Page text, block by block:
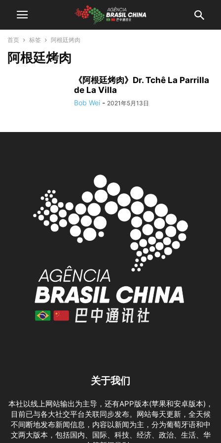
首页 标签 阿根廷烤肉
阿根廷烤肉
《阿根廷烤肉》Dr. Tchê La Parrilla
de La Villa
Bob Wei - 2021年5月13日
关于我们
本社以线上网站输出为主导，还有APP版本(苹果和安卓版本)，
目前已与各大社交平台关联同步发布。网站每天更新，全天候
不间断地发布新闻信息，内容以新闻为主，分为葡萄牙语和中
文两大版本，包括国内、国际、科技、经济、政治、生活、华